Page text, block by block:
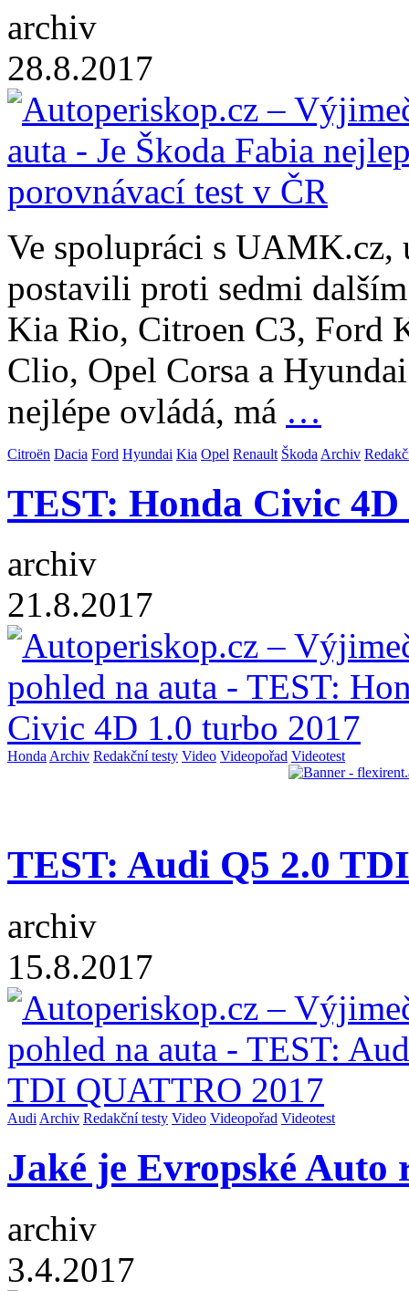
archiv
28.8.2017
Ve spolupráci s UAMK.cz,
postavili proti sedmi
Kia Rio, Citroen C3, Ford
Clio, Opel Corsa a
nejlépe ovládá, má …
Citroën Dacia Ford Hyundai Kia Opel Renault Škoda Archiv
TEST: Honda Civic 4D
archiv
21.8.2017
HondaArchiv Redakční testy Video Videopořad Videotest
TEST: Audi Q5 2.0
archiv
15.8.2017
Audi Archiv Redakční testy Video Videopořad Videotest
Jaké je Evropské Auto
archiv
3.4.2017